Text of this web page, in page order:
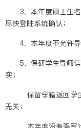
3、本年度硕士生
尽快登陆系统确认；
4、本年度不允许
5、保研学生导师
实；
保留学籍返回学
无关；